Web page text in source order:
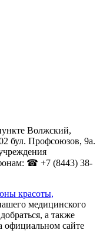
Волжский,
бул. Профсоюзов, 9а.
☎ +7 (8443) 38-
красоты,
медицинского
а также
официальном сайте